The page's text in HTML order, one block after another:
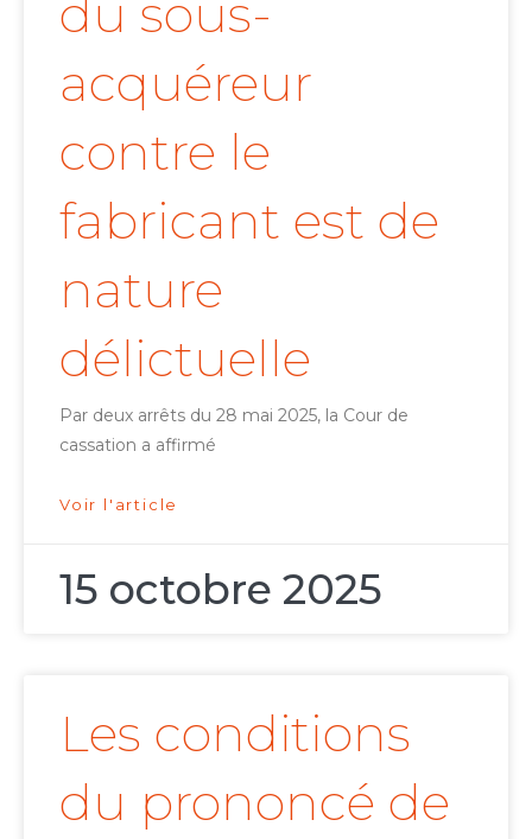
du sous-
acquéreur
contre le
fabricant est de
nature
délictuelle
Par deux arrêts du 28 mai 2025, la Cour de
cassation a affirmé
Voir l'article
15 octobre 2025
Les conditions
du prononcé de